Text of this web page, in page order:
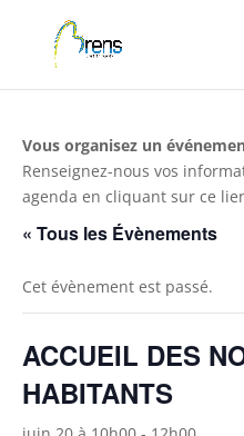
Vous organisez un
Renseignez-nous vos
agenda en cliquant sur ce
« Tous les Évènements
Cet évènement est passé.
ACCUEIL DES
HABITANTS